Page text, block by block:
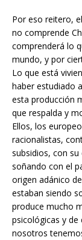
Por eso reitero,
no comprende
comprenderá lo
mundo, y por
Lo que está
haber estudiado
esta producción
que respalda y
Ellos, los
racionalistas,
subsidios, con
soñando con el
origen adánico
estaban siendo
produce mucho
psicológicas y
nosotros